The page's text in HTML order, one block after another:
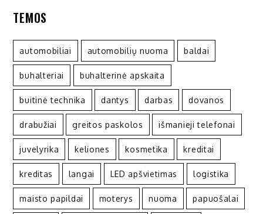
TEMOS
automobiliai automobilių nuoma baldai
buhalteriai buhalterinė apskaita
buitinė technika dantys darbas dovanos
drabužiai greitos paskolos išmanieji telefonai
juvelyrika keliones kosmetika kreditai
kreditas langai LED apšvietimas logistika
maisto papildai moterys nuoma papuošalai